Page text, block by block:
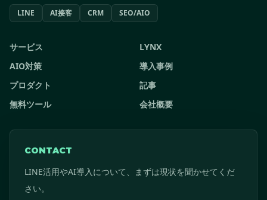
LINE AI接客 CRM SEO/AIO
サービス
LYNX
AIO対策
導入事例
プロダクト
記事
無料ツール
会社概要
CONTACT
LINE活用やAI導入について、まずは現状を聞かせてくだ
さい。